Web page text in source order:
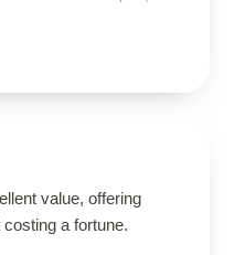
value, offering
a fortune.